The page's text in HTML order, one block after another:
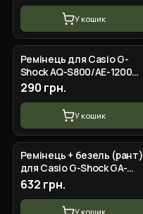
У кошик
Ремінець для Casio G-
Shock AQ-S800/AE-1200
Camo Orange BK
290 грн.
У кошик
Ремінець + безель (рант)
для Casio G-Shock GA-
2100 Red SI
632 грн.
У кошик